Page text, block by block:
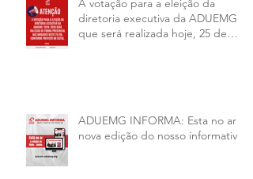
diretoria executiva da ADUEMG
que será realizada hoje, 25 de
ADUEMG INFORMA: Esta no ar a
nova edição do nosso informativo